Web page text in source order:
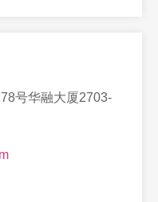
号华融大厦2703-